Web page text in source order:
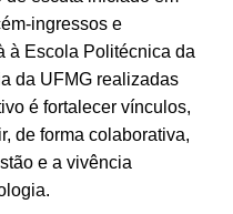
ingressos e
à Escola Politécnica da
da UFMG realizadas
é fortalecer vínculos,
de forma colaborativa,
e a vivência